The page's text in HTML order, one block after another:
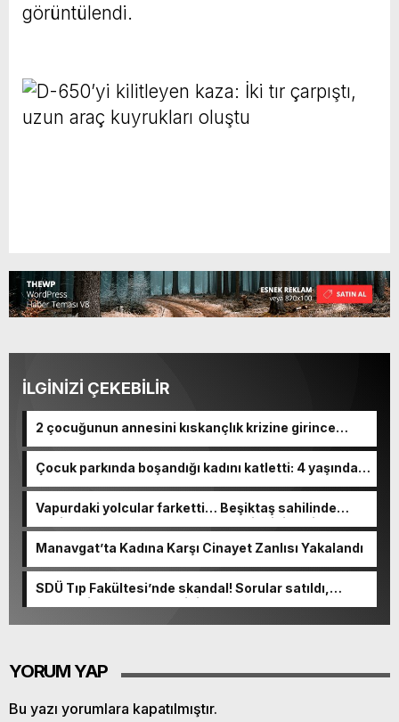
görüntülendi.
İLGİNİZİ ÇEKEBİLİR
2 çocuğunun annesini kıskançlık krizine girince
Çocuk parkında boşandığı kadını katletti: 4 yaşındaki
Vapurdaki yolcular farketti… Beşiktaş sahilinde
denizden cansız beden çıkarıldı! Kimliği belli oldu
Manavgat’ta Kadına Karşı Cinayet Zanlısı Yakalandı
SDÜ Tıp Fakültesi’nde skandal! Sorular satıldı,
akademisyen de olayın içinde
YORUM YAP
Bu yazı yorumlara kapatılmıştır.